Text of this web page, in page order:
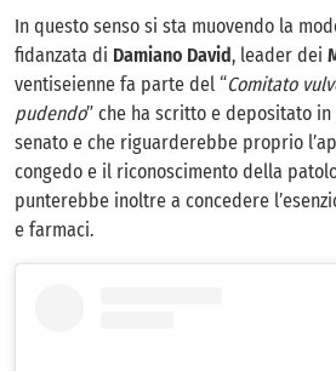
In questo senso si sta muovendo la
fidanzata di Damiano David, leader dei
ventiseienne fa parte del “Comitato
pudendo” che ha scritto e depositato
senato e che riguarderebbe proprio
congedo e il riconoscimento della
punterebbe inoltre a concedere
e farmaci.